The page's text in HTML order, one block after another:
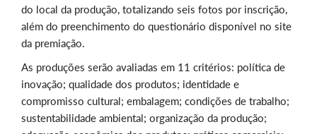
do local da produção, totalizando seis fotos por inscrição,
além do preenchimento do questionário disponível no site
da premiação.
As produções serão avaliadas em 11 critérios: política de
inovação; qualidade dos produtos; identidade e
compromisso cultural; embalagem; condições de trabalho;
sustentabilidade ambiental; organização da produção;